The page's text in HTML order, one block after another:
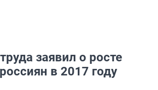
заявил о росте
в 2017 году